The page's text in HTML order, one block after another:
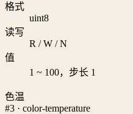
格式
uint8
读写
R / W / N
值
1 ~ 100，步长 1
色温
#3 · color-temperature